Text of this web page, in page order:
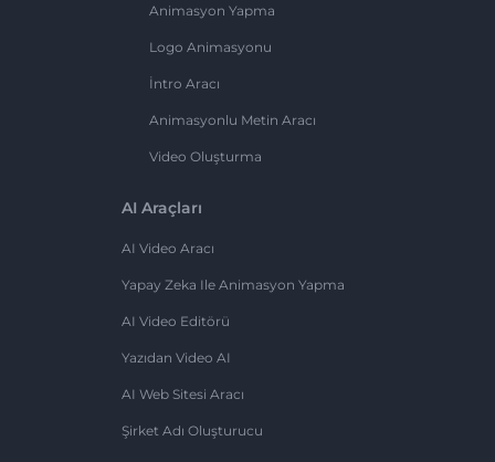
Animasyon Yapma
Logo Animasyonu
İntro Aracı
Animasyonlu Metin Aracı
Video Oluşturma
AI Araçları
AI Video Aracı
Yapay Zeka Ile Animasyon Yapma
AI Video Editörü
Yazıdan Video AI
AI Web Sitesi Aracı
Şirket Adı Oluşturucu